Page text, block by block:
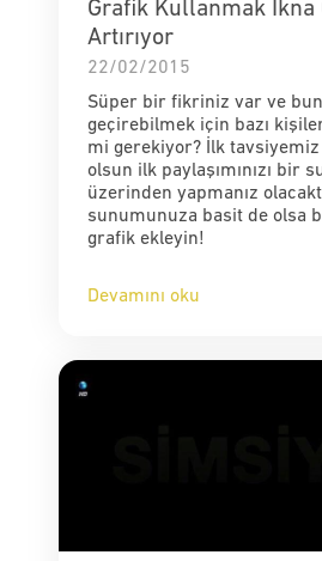
Grafik Kullanmak İkna
Artırıyor
22/02/2015
Süper bir fikriniz var ve
geçirebilmek için bazı
mi gerekiyor? İlk
olsun ilk paylaşımınızı bir
üzerinden yapmanız
sunumunuza basit de olsa
grafik ekleyin!
Devamını oku